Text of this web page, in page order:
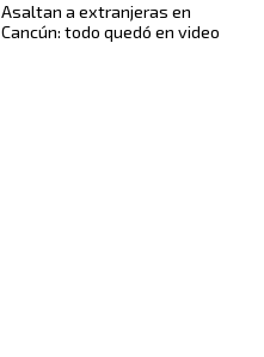
Asaltan a extranjeras en
Cancún: todo quedó en video